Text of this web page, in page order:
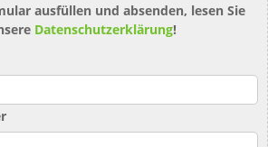
ausfüllen und absenden, lesen Sie
Datenschutzerklärung!